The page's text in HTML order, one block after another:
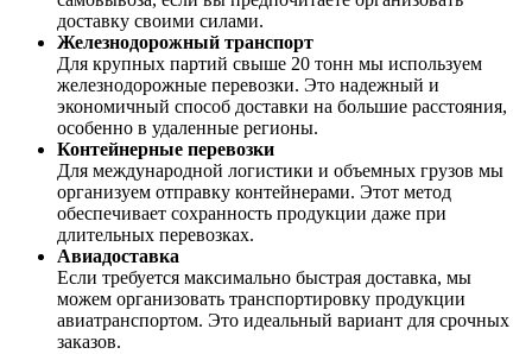
доставку своими силами.
Железнодорожный транспорт
Для крупных партий свыше 20 тонн мы используем
железнодорожные перевозки. Это надежный и
экономичный способ доставки на большие расстояния,
особенно в удаленные регионы.
Контейнерные перевозки
Для международной логистики и объемных грузов мы
организуем отправку контейнерами. Этот метод
обеспечивает сохранность продукции даже при
длительных перевозках.
Авиадоставка
Если требуется максимально быстрая доставка, мы
можем организовать транспортировку продукции
авиатранспортом. Это идеальный вариант для срочных
заказов.